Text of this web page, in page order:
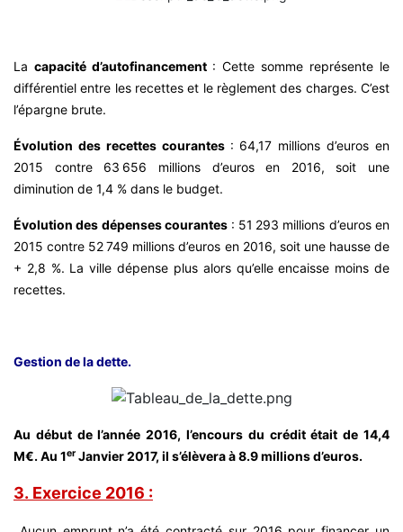
La capacité d’autofinancement : Cette somme représente le
différentiel entre les recettes et le règlement des charges. C’est
l’épargne brute.
Évolution des recettes courantes : 64,17 millions d’euros en
2015 contre 63 656 millions d’euros en 2016, soit une
diminution de 1,4 % dans le budget.
Évolution des dépenses courantes : 51 293 millions d’euros en
2015 contre 52 749 millions d’euros en 2016, soit une hausse de
+ 2,8 %. La ville dépense plus alors qu’elle encaisse moins de
recettes.
Gestion de la dette.
Au début de l’année 2016, l’encours du crédit était de 14,4
M€. Au 1er Janvier 2017, il s’élèvera à 8.9 millions d’euros.
3. Exercice 2016 :